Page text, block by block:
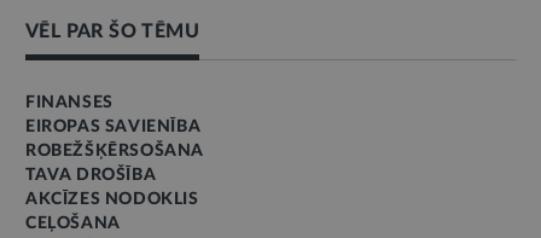
VĒL PAR ŠO TĒMU
FINANSES
EIROPAS SAVIENĪBA
ROBEŽŠĶĒRSOŠANA
TAVA DROŠĪBA
AKCĪZES NODOKLIS
CEĻOŠANA